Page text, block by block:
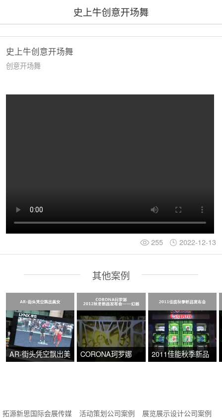
史上牛创意开场舞
史上牛创意开场舞
创意开场舞
255 2022-12-13
其他案例
AR-街头凭空飘出美
CORONA珂罗娜
2011佳能秋季新品
拓源新思国际会展传媒 活动策划公司案例
展览展示设计公司案例